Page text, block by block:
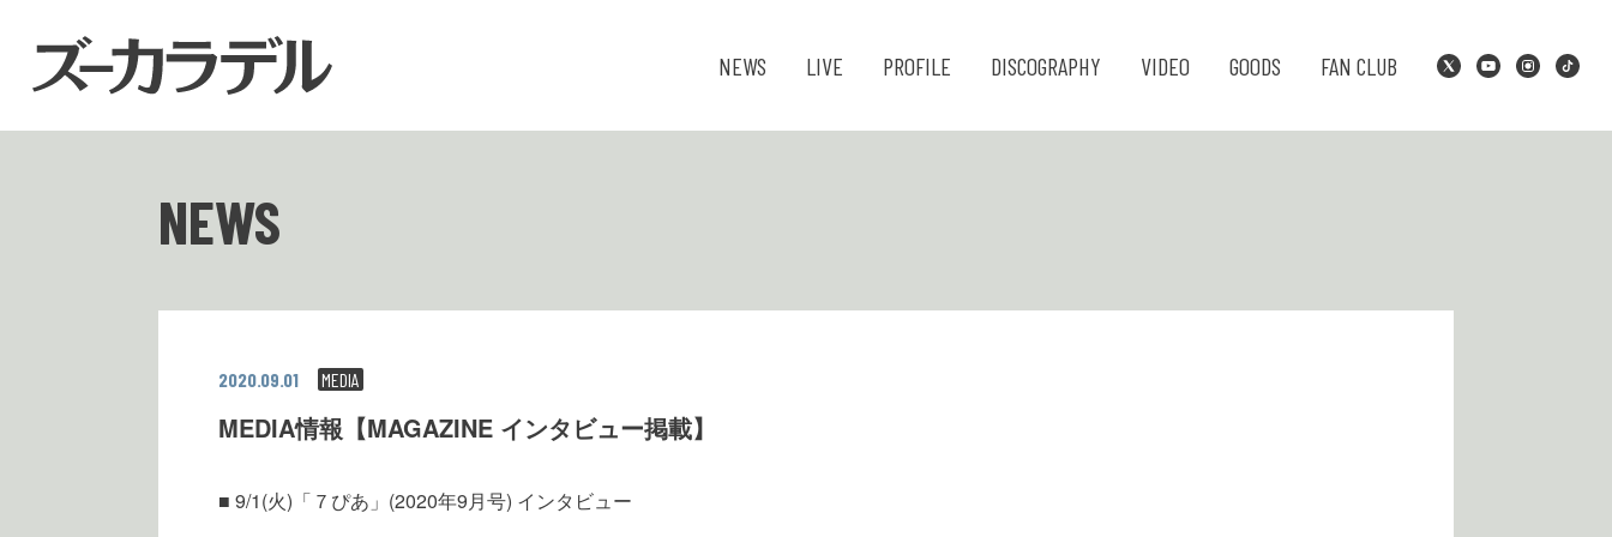
NEWS LIVE PROFILE DISCOGRAPHY VIDEO GOODS FAN CLUB
NEWS
2020.09.01 MEDIA
MEDIA情報【MAGAZINE インタビュー掲載】
■ 9/1(火)「７ぴあ」(2020年9月号) インタビュー